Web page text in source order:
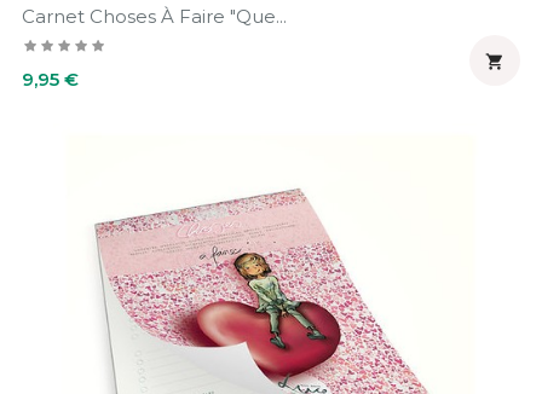
Carnet Choses À Faire "Que...
Prix
9,95 €
